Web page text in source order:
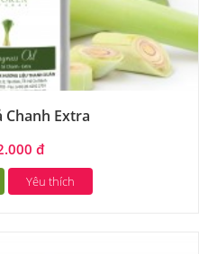
Chanh Extra
đ
Yêu thích